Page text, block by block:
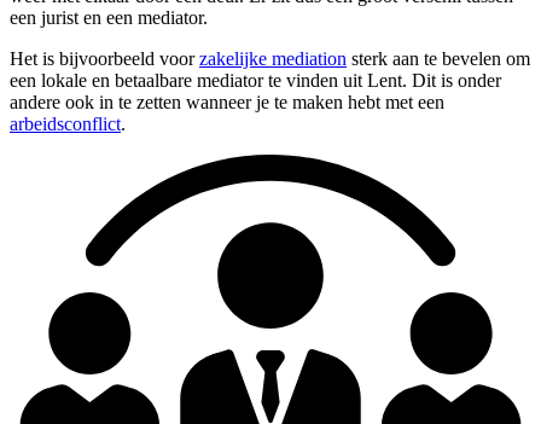
een jurist en een mediator.
Het is bijvoorbeeld voorzakelijke mediation sterk aan te bevelen om
een lokale en betaalbare mediator te vinden uit Lent. Dit is onder
andere ook in te zetten wanneer je te maken hebt met een
arbeidsconflict.